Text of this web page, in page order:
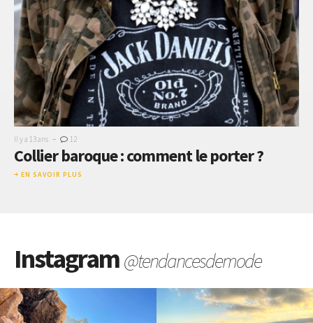
Il y a 13 ans - 12
Collier baroque : comment le porter ?
EN SAVOIR PLUS
Instagram@tendancesdemode